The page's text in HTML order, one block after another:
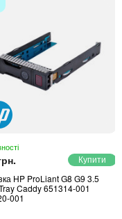
HP ProLiant G8 G9 3.5
Caddy 651314-001
001